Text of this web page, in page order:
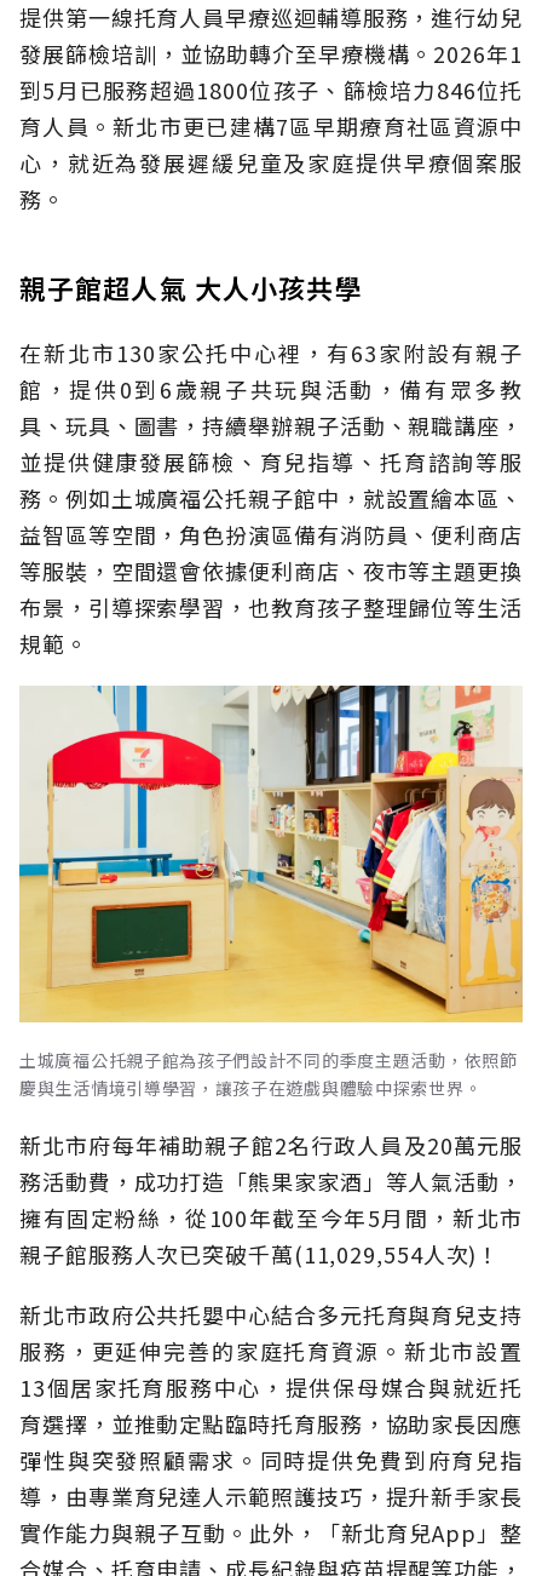
提供第一線托育人員早療巡迴輔導服務，進行幼兒
發展篩檢培訓，並協助轉介至早療機構。2026年1
到5月已服務超過1800位孩子、篩檢培力846位托
育人員。新北市更已建構7區早期療育社區資源中
心，就近為發展遲緩兒童及家庭提供早療個案服
務。
親子館超人氣 大人小孩共學
在新北市130家公托中心裡，有63家附設有親子
館，提供0到6歲親子共玩與活動，備有眾多教
具、玩具、圖書，持續舉辦親子活動、親職講座，
並提供健康發展篩檢、育兒指導、托育諮詢等服
務。例如土城廣福公托親子館中，就設置繪本區、
益智區等空間，角色扮演區備有消防員、便利商店
等服裝，空間還會依據便利商店、夜市等主題更換
布景，引導探索學習，也教育孩子整理歸位等生活
規範。
土城廣福公托親子館為孩子們設計不同的季度主題活動，依照節
慶與生活情境引導學習，讓孩子在遊戲與體驗中探索世界。
新北市府每年補助親子館2名行政人員及20萬元服
務活動費，成功打造「熊果家家酒」等人氣活動，
擁有固定粉絲，從100年截至今年5月間，新北市
親子館服務人次已突破千萬(11,029,554人次)！
新北市政府公共托嬰中心結合多元托育與育兒支持
服務，更延伸完善的家庭托育資源。新北市設置
13個居家托育服務中心，提供保母媒合與就近托
育選擇，並推動定點臨時托育服務，協助家長因應
彈性與突發照顧需求。同時提供免費到府育兒指
導，由專業育兒達人示範照護技巧，提升新手家長
實作能力與親子互動。此外，「新北育兒App」整
合媒合、托育申請、成長紀錄與疫苗提醒等功能，